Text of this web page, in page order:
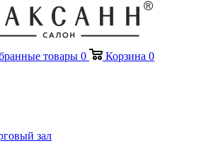
товары 0 Корзина 0
зал